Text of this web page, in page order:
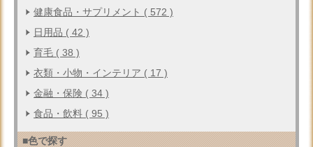
健康食品・サプリメント ( 572 )
日用品 ( 42 )
育毛 ( 38 )
衣類・小物・インテリア ( 17 )
金融・保険 ( 34 )
食品・飲料 ( 95 )
■色で探す